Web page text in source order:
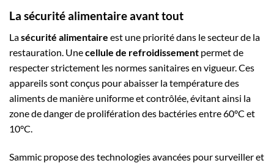
La sécurité alimentaire avant tout
Lasécurité alimentaire est une priorité dans le secteur de la
restauration. Unecellule de refroidissement permet de
respecter strictement les normes sanitaires en vigueur. Ces
appareils sont conçus pour abaisser la température des
aliments de manière uniforme et contrôlée, évitant ainsi la
zone de danger de prolifération des bactéries entre 60°C et
10°C.
Sammic propose des technologies avancées pour surveiller et